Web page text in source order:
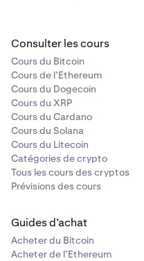
Consulter les cours
Cours du Bitcoin
Cours de l’Ethereum
Cours du Dogecoin
Cours du XRP
Cours du Cardano
Cours du Solana
Cours du Litecoin
Catégories de crypto
Tous les cours des cryptos
Prévisions des cours
Guides d’achat
Acheter du Bitcoin
Acheter de l’Ethereum